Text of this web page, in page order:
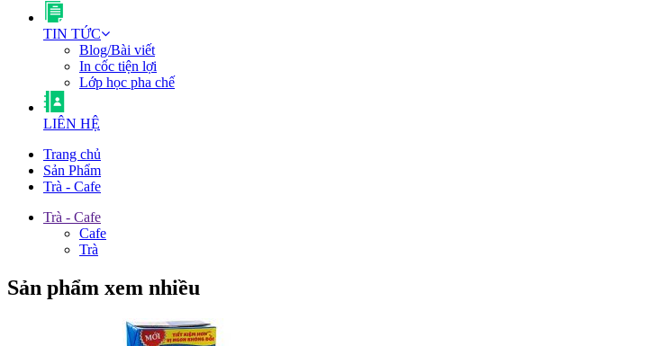
TIN TỨC
Blog/Bài viết
In cốc tiện lợi
Lớp học pha chế
LIÊN HỆ
Trang chủ
Sản Phẩm
Trà - Cafe
Trà - Cafe
Cafe
Trà
Sản phẩm xem nhiều